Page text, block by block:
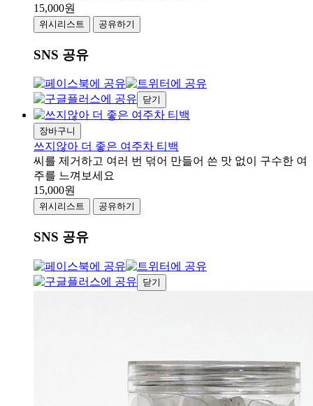
15,000원
위시리스트 공유하기
SNS 공유
닫기
장바구니
쓰지않아 더 좋은 여주차 티백
씨를 제거하고 여러 번 덖어 만들어 쓴 맛 없이 구수한 여
주를 느껴보세요
15,000원
위시리스트 공유하기
SNS 공유
닫기